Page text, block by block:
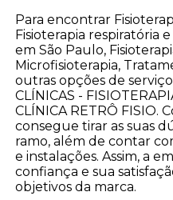
Para encontrar
Fisioterapia respiratória
em São Paulo,
Microfisioterapia,
outras opções de
CLÍNICAS -
CLÍNICA RETRÔ FISIO.
consegue tirar as suas
ramo, além de contar
e instalações. Assim, a
confiança e sua
objetivos da marca.